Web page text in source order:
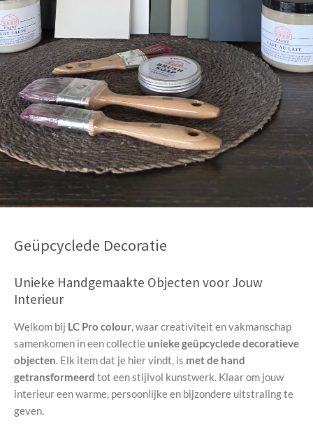
Geüpcyclede Decoratie
Unieke Handgemaakte Objecten voor Jouw
Interieur
Welkom bij LC Pro colour, waar creativiteit en vakmanschap
samenkomen in een collectieunieke geüpcyclede decoratieve
objecten. Elk item dat je hier vindt, is met de hand
getransformeerd tot een stijlvol kunstwerk. Klaar om jouw
interieur een warme, persoonlijke en bijzondere uitstraling te
geven.